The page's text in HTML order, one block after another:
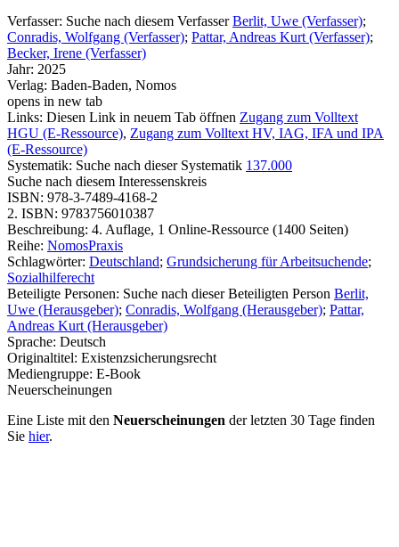
Verfasser: Suche nach diesem Verfasser Berlit, Uwe (Verfasser);
Conradis, Wolfgang (Verfasser); Pattar, Andreas Kurt (Verfasser);
Becker, Irene (Verfasser)
Jahr: 2025
Verlag: Baden-Baden, Nomos
opens in new tab
Links: Diesen Link in neuem Tab öffnen Zugang zum Volltext
HGU (E-Ressource), Zugang zum Volltext HV, IAG, IFA und IPA
(E-Ressource)
Systematik: Suche nach dieser Systematik 137.000
Suche nach diesem Interessenskreis
ISBN: 978-3-7489-4168-2
2. ISBN: 9783756010387
Beschreibung: 4. Auflage, 1 Online-Ressource (1400 Seiten)
Reihe: NomosPraxis
Schlagwörter: Deutschland; Grundsicherung für Arbeitsuchende;
Sozialhilferecht
Beteiligte Personen: Suche nach dieser Beteiligten Person Berlit,
Uwe (Herausgeber); Conradis, Wolfgang (Herausgeber); Pattar,
Andreas Kurt (Herausgeber)
Sprache: Deutsch
Originaltitel: Existenzsicherungsrecht
Mediengruppe: E-Book
Neuerscheinungen
Eine Liste mit den Neuerscheinungen der letzten 30 Tage finden
Sie hier.